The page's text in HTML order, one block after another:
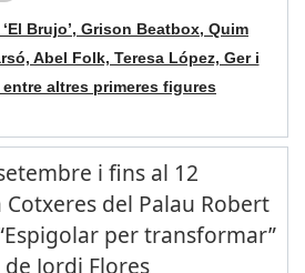
Brujo’, Grison Beatbox, Quim
Abel Folk, Teresa López, Ger i
entre altres primeres figures